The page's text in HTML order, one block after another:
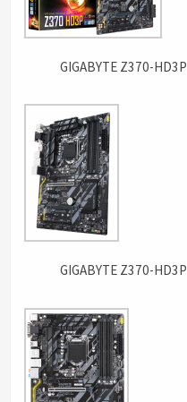
GIGABYTE Z370-HD3P
GIGABYTE Z370-HD3P